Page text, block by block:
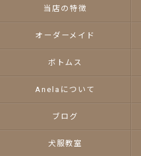
当店の特徴
オーダーメイド
ボトムス
Anelaについて
ブログ
犬服教室